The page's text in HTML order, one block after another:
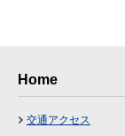
Home
交通アクセス